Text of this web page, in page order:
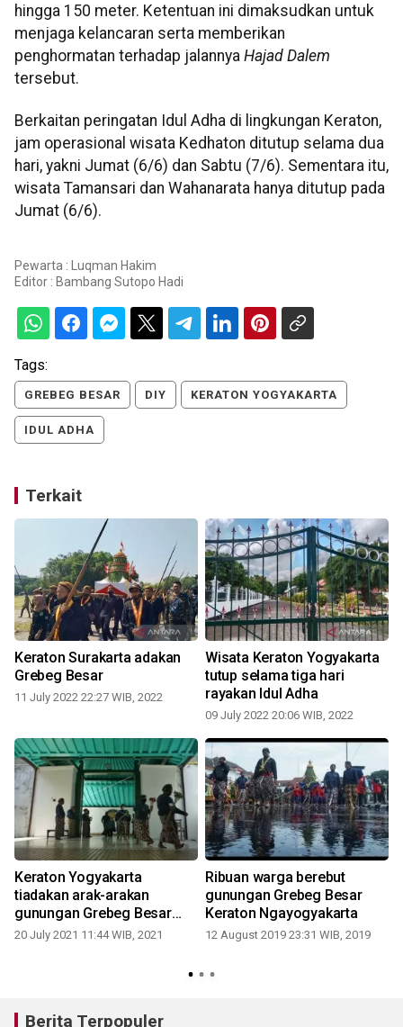
hingga 150 meter. Ketentuan ini dimaksudkan untuk
menjaga kelancaran serta memberikan
penghormatan terhadap jalannya Hajad Dalem
tersebut.
Berkaitan peringatan Idul Adha di lingkungan Keraton,
jam operasional wisata Kedhaton ditutup selama dua
hari, yakni Jumat (6/6) dan Sabtu (7/6). Sementara itu,
wisata Tamansari dan Wahanarata hanya ditutup pada
Jumat (6/6).
Pewarta : Luqman Hakim
Editor : Bambang Sutopo Hadi
Tags:
GREBEG BESAR DIY KERATON YOGYAKARTA
IDUL ADHA
Terkait
Keraton Surakarta adakan
Grebeg Besar
11 July 2022 22:27 WIB, 2022
Wisata Keraton Yogyakarta
tutup selama tiga hari
rayakan Idul Adha
09 July 2022 20:06 WIB, 2022
Keraton Yogyakarta
tiadakan arak-arakan
gunungan Grebeg Besar
2021
20 July 2021 11:44 WIB, 2021
Ribuan warga berebut
gunungan Grebeg Besar
Keraton Ngayogyakarta
12 August 2019 23:31 WIB, 2019
Berita Terpopuler